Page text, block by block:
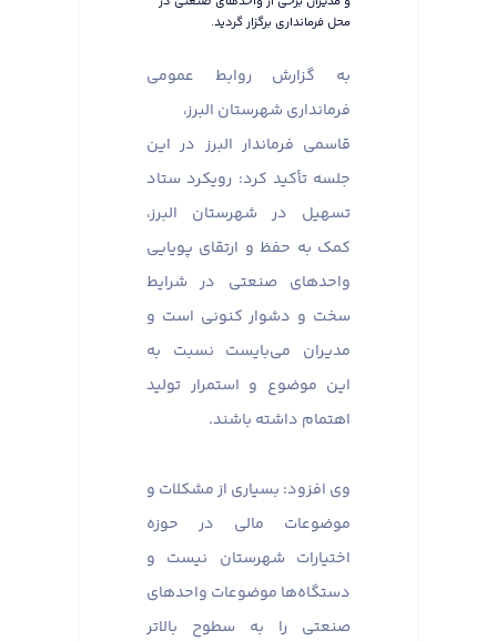
محل فرمانداری برگزار گردید.
به گزارش روابط عمومی
فرمانداری شهرستان البرز،
قاسمی فرماندار البرز در این
جلسه تأکید کرد: رویکرد ستاد
تسهیل در شهرستان البرز،
کمک به حفظ و ارتقای پویایی
واحدهای صنعتی در شرایط
سخت و دشوار کنونی است و
مدیران می‌بایست نسبت به
این موضوع و استمرار تولید
اهتمام داشته باشند.
وی افزود: بسیاری از مشکلات و
موضوعات مالی در حوزه
اختیارات شهرستان نیست و
دستگاه‌ها موضوعات واحدهای
صنعتی را به سطوح بالاتر